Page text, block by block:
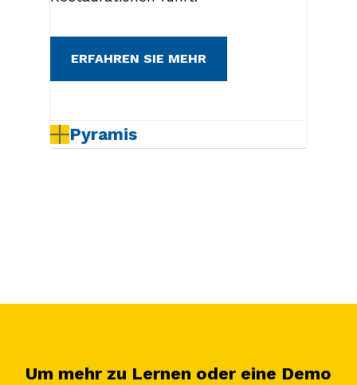
ERFAHREN SIE MEHR
Pyramis
Um mehr zu Lernen oder eine Demo